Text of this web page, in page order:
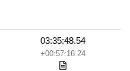
03:35:48.54
+00:57:16.24